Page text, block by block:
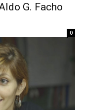
G. Facho
0